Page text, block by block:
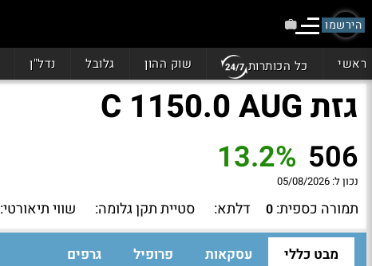
הירשמו
ראשי כל הכותרות שוק ההון גלובל נדל"ן
גזת C 1150.0 AUG
506
13.2%
נכון ל: 05/08/2026
תמורה כספית: 0 דלתא: סטיית תקן גלומה: שווי תיאורטי:
מבט כללי עסקאות פרופיל גרפים